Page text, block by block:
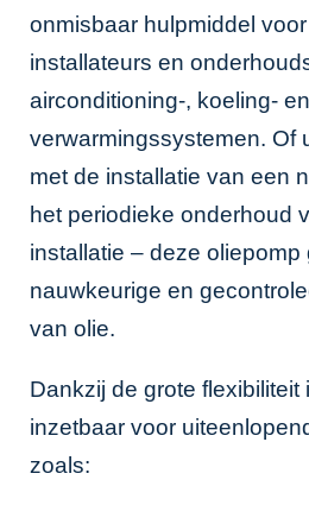
onmisbaar hulpmiddel
installateurs en
airconditioning-, koeling- en
verwarmingssystemen. Of
met de installatie van een
het periodieke onderhoud
installatie – deze oliepomp
nauwkeurige en
van olie.
Dankzij de grote flexibiliteit
inzetbaar voor
zoals: